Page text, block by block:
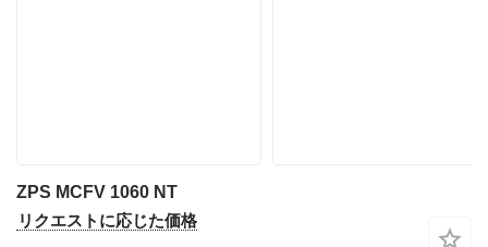
ZPS MCFV 1060 NT
リクエストに応じた価格